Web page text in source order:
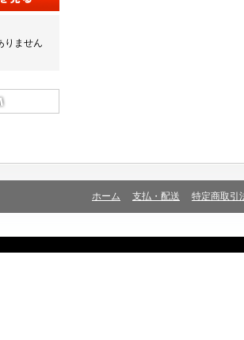
りません
ホーム 支払・配送 特定商取引